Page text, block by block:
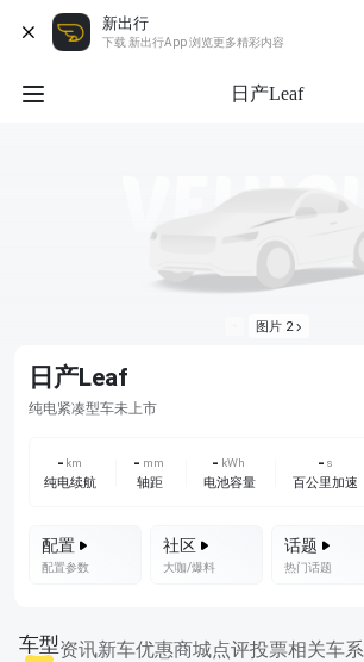
新出行
下载 新出行App 浏览更多精彩内容
日产Leaf
图片 2
日产Leaf
纯电紧凑型车未上市
- km
纯电续航
- mm
轴距
- kWh
电池容量
- s
百公里加速
配置
配置参数
社区
大咖/爆料
话题
热门话题
车型资讯新车优惠商城点评投票相关车系